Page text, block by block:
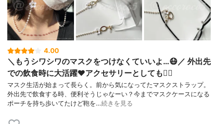
4.00
＼もうシワシワのマスクをつけなくていいよ…😷／ 外出先
での飲食時に大活躍❤️アクセサリーとしても🙆‍♀️
マスク生活が始まって長らく。前から気になってたマスクストラップ。⁡
外出先で飲食する時、便利そうじゃなーい？⁡今までマスクケースになる
ポーチを持ち歩いてたけど鞄を…続きを見る